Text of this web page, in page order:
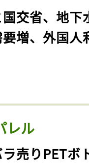
国交省、地下
増、外国人
レル
ラ売りPETボ